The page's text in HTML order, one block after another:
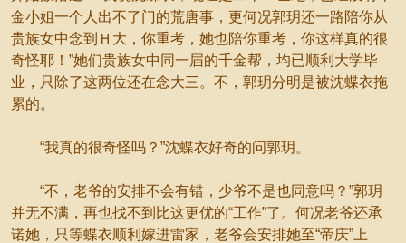
金小姐一个人出不了门的荒唐事，更何况郭玥还一路陪你从
贵族女中念到Ｈ大，你重考，她也陪你重考，你这样真的很
奇怪耶！”她们贵族女中同一届的千金帮，均已顺利大学毕
业，只除了这两位还在念大三。不，郭玥分明是被沈蝶衣拖
累的。
“我真的很奇怪吗？”沈蝶衣好奇的问郭玥。
“不，老爷的安排不会有错，少爷不是也同意吗？”郭玥
并无不满，再也找不到比这更优的“工作”了。何况老爷还承
诺她，只等蝶衣顺利嫁进雷家，老爷会安排她至“帝庆”上